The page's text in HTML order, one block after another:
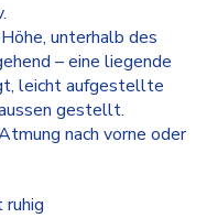
unterhalb des
– eine liegende
leicht aufgestellte
gestellt.
nach vorne oder
ruhig